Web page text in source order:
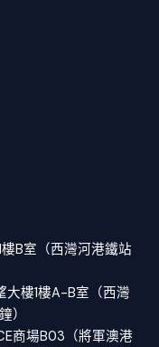
B室（西灣河港鐵站
大樓1樓A-B室（西灣
）
商場B03（將軍澳港